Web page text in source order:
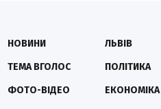
НОВИНИ
ТЕМА ВГОЛОС
ФОТО-ВІДЕО
ЛЬВІВ
ПОЛІТИКА
ЕКОНОМІКА